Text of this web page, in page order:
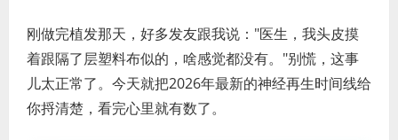
刚做完植发那天，好多发友跟我说："医生，我头皮摸
着跟隔了层塑料布似的，啥感觉都没有。"别慌，这事
儿太正常了。今天就把2026年最新的神经再生时间线给
你捋清楚，看完心里就有数了。